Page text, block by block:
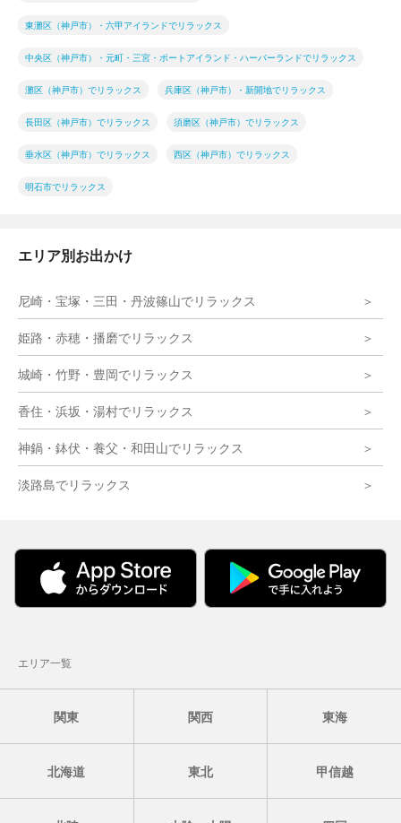
東灘区（神戸市）・六甲アイランドでリラックス
中央区（神戸市）・元町・三宮・ポートアイランド・ハーバーランドでリラックス
灘区（神戸市）でリラックス 兵庫区（神戸市）・新開地でリラックス
長田区（神戸市）でリラックス 須磨区（神戸市）でリラックス
垂水区（神戸市）でリラックス 西区（神戸市）でリラックス
明石市でリラックス
エリア別お出かけ
尼崎・宝塚・三田・丹波篠山でリラックス
姫路・赤穂・播磨でリラックス
城崎・竹野・豊岡でリラックス
香住・浜坂・湯村でリラックス
神鍋・鉢伏・養父・和田山でリラックス
淡路島でリラックス
エリア一覧
関東 関西 東海
北海道 東北 甲信越